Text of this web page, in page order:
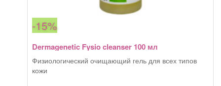
-15%
Dermagenetic Fysio cleanser 100 мл
Физиологический очищающий гель для всех типов
кожи